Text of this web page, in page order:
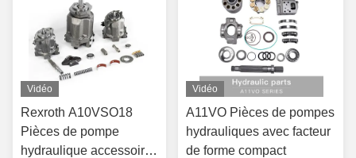
Vidéo
Rexroth A10VSO18
Pièces de pompe
hydraulique accessoires
Vidéo
A11VO Pièces de pompes
hydrauliques avec facteur
de forme compact